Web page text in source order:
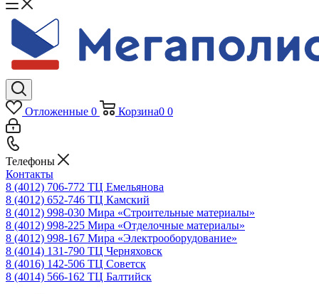
Отложенные 0 Корзина0 0
Телефоны
Контакты
8 (4012) 706-772 ТЦ Емельянова
8 (4012) 652-746 ТЦ Камский
8 (4012) 998-030 Мира «Строительные материалы»
8 (4012) 998-225 Мира «Отделочные материалы»
8 (4012) 998-167 Мира «Электрооборудование»
8 (4014) 131-790 ТЦ Черняховск
8 (4016) 142-506 ТЦ Советск
8 (4014) 566-162 ТЦ Балтийск